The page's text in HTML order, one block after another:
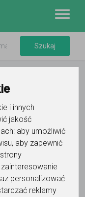
i innych
jakość
aby umożliwić
, aby zapewnić
personalizować
reklamy